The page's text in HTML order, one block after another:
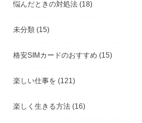
悩んだときの対処法 (18)
未分類 (15)
格安SIMカードのおすすめ (15)
楽しい仕事を (121)
楽しく生きる方法 (16)